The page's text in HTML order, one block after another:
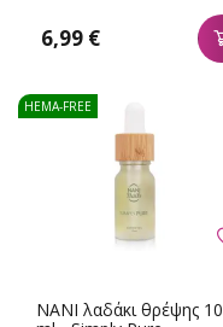
6,99 €
NANI λαδάκι θρέψης 10
HEMA-FREE